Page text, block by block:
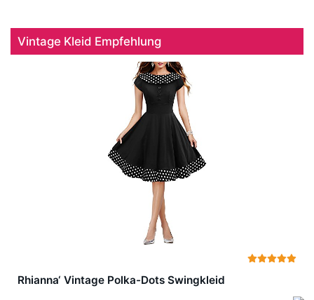
Vintage Kleid Empfehlung
Rhianna‘ Vintage Polka-Dots Swingkleid